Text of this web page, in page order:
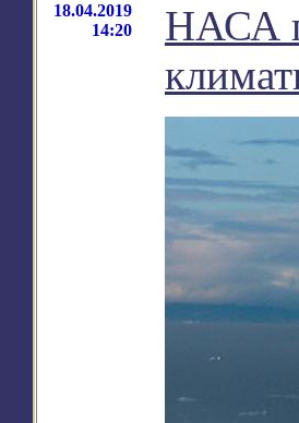
18.04.2019
14:20
НАСА